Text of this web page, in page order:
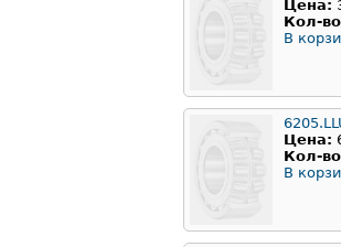
Цена:
Кол-
В
Цена:
Кол-
В